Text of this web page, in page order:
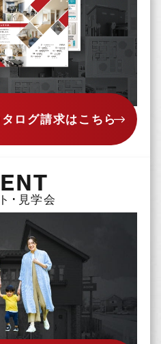
および特性情報を，ユ
サービスを利用しまた
収集します。
集・利用する目的）
いただくために，氏
入された商品，および
る情報を表示する目的
せや連絡をするためにメ
場合やユーザーに商品
て連絡したりするた
絡先情報を利用する目
認を行うために，氏名，
号，銀行口座番号，ク
転免許証番号，配達証
どの情報を利用する目
ログ請求はこちら
･見学会